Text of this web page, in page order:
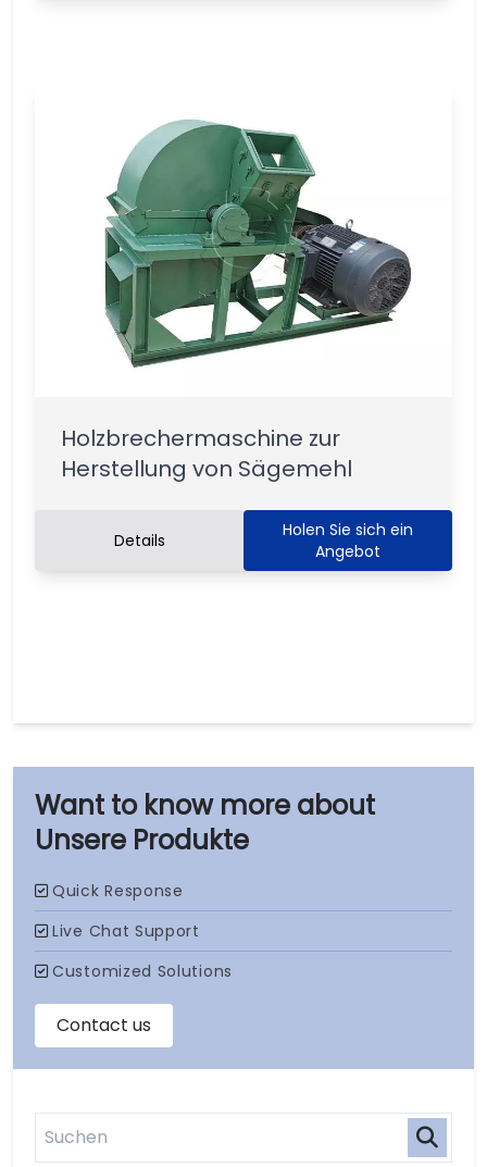
Unsere Produkte
Holzbrechermaschine zur
Herstellung von Sägemehl
Details
Holen Sie sich ein
Angebot